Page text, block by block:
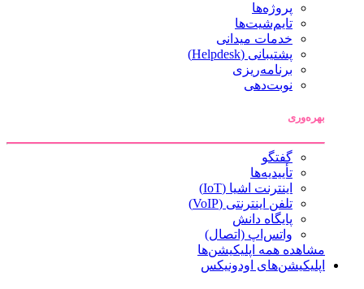
پروژه‌ها
تایم‌شیت‌ها
خدمات میدانی
پشتیبانی (Helpdesk)
برنامه‌ریزی
نوبت‌دهی
بهره‌وری
گفتگو
تأییدیه‌ها
اینترنت اشیا (IoT)
تلفن اینترنتی (VoIP)
پایگاه دانش
واتس‌اپ (اتصال)
مشاهده همه اپلیکیشن‌ها
اپلیکیشن‌های اودونیکس